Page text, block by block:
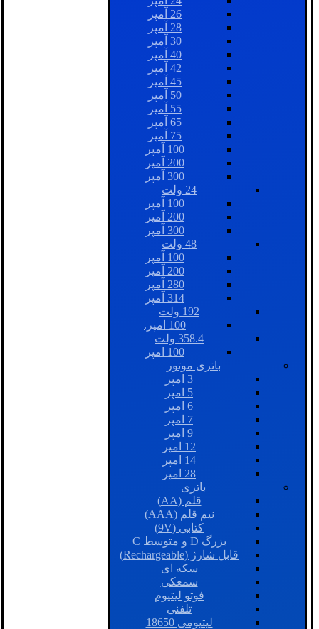
26 آمپر
28 آمپر
30 آمپر
40 آمپر
42 آمپر
45 آمپر
50 آمپر
55 آمپر
65 آمپر
75 آمپر
100 آمپر
200 آمپر
300 آمپر
24 ولت
100 آمپر
200 آمپر
300 آمپر
48 ولت
100 آمپر
200 آمپر
280 آمپر
314 آمپر
192 ولت
100 امپر.
358.4 ولت
100 امپر
باتری موتور
3 امپر
5 امپر
6 امپر
7 امپر
9 امپر
12 امپر
14 امپر
28 امپر
باتری
قلم (AA)
نیم قلم (AAA)
کتابی (9V)
بزرگ D و متوسط C
قابل شارژ (Rechargeable)
سکه ای
سمعکی
فوتو لیتیوم
تلفنی
لیتیومی 18650